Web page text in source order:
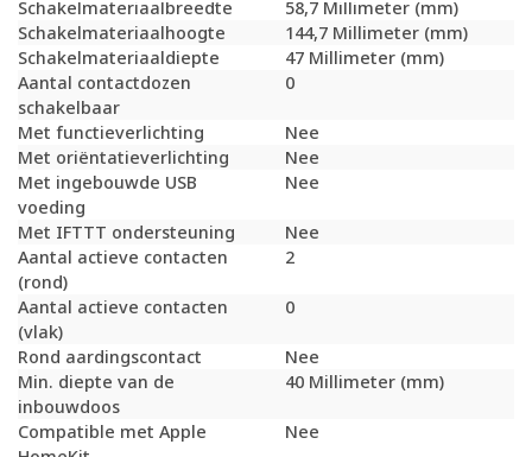
Schakelmateriaalbreedte
58,7 Millimeter (mm)
Schakelmateriaalhoogte
144,7 Millimeter (mm)
Schakelmateriaaldiepte
47 Millimeter (mm)
Aantal contactdozen
schakelbaar
0
Met functieverlichting
Nee
Met oriëntatieverlichting
Nee
Met ingebouwde USB
voeding
Nee
Met IFTTT ondersteuning
Nee
Aantal actieve contacten
(rond)
2
Aantal actieve contacten
(vlak)
0
Rond aardingscontact
Nee
Min. diepte van de
inbouwdoos
40 Millimeter (mm)
Compatible met Apple
Nee